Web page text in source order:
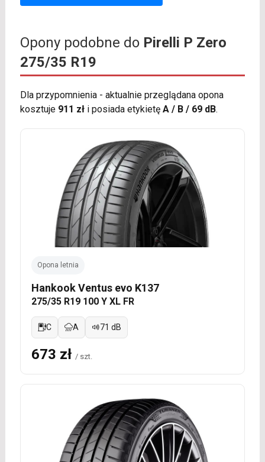
Opony podobne do Pirelli P Zero
275/35 R19
Dla przypomnienia - aktualnie przeglądana opona
kosztuje 911 złi posiada etykietę A / B / 69 dB.
Opona letnia
Hankook Ventus evo K137
275/35 R19 100 Y XL FR
C A 71 dB
673 zł / szt.